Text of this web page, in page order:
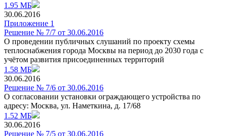
1.95 МБ
30.06.2016
Приложение 1
Решение № 7/7 от 30.06.2016
О проведении публичных слушаний по проекту схемы
теплоснабжения города Москвы на период до 2030 года с
учётом развития присоединенных территорий
1.58 МБ
30.06.2016
Решение № 7/6 от 30.06.2016
О согласовании установки ограждающего устройства по
адресу: Москва, ул. Наметкина, д. 17/68
1.52 МБ
30.06.2016
Решение № 7/5 от 30.06.2016